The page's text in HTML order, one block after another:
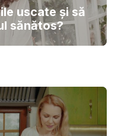
uscate și să
sănătos?